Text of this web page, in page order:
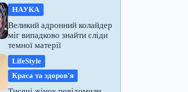
НАУКА
Великий адронний колайдер
міг випадково знайти сліди
темної матерії
LifeStyle
Краса та здоров'я